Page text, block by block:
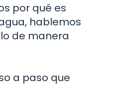
por qué es
hablemos
de manera
a paso que